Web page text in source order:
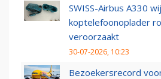
SWISS-Airbus A330
koptelefoonoplader
veroorzaakt
30-07-2026, 10:23
Bezoekersrecord